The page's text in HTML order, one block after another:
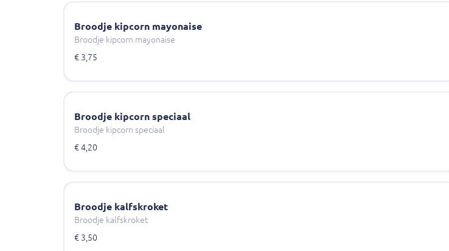
Broodje kipcorn mayonaise
Broodje kipcorn mayonaise
€ 3,75
Broodje kipcorn speciaal
Broodje kipcorn speciaal
€ 4,20
Broodje kalfskroket
Broodje kalfskroket
€ 3,50